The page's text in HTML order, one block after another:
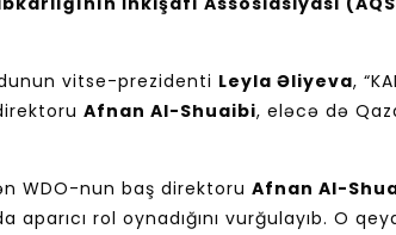
vitse-prezidenti Leyla Əliyeva,
Afnan Al-Shuaibi, eləcə də
WDO-nun baş direktoruAfnan Al-
rol oynadığını vurğulayıb. O